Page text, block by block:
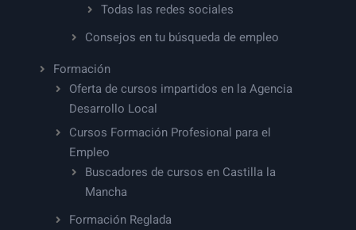
Todas las redes sociales
Consejos en tu búsqueda de empleo
Formación
Oferta de cursos impartidos en la Agencia
Desarrollo Local
Cursos Formación Profesional para el
Empleo
Buscadores de cursos en Castilla la
Mancha
Formación Reglada